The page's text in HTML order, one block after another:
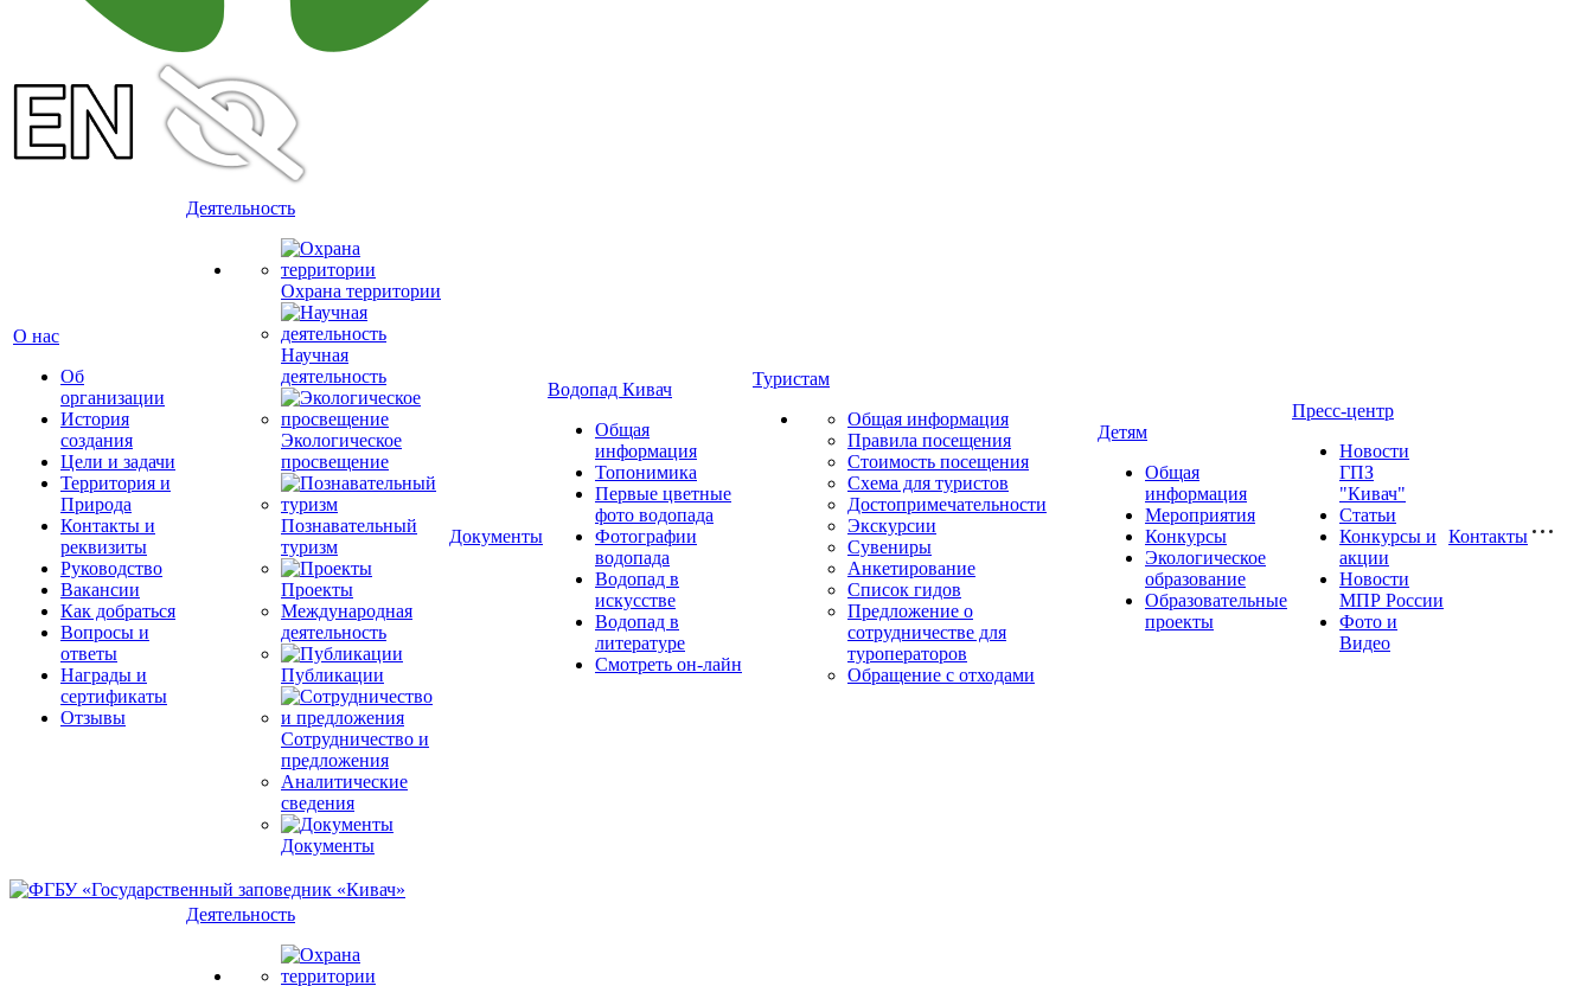
О нас
Об
организации
История
создания
Цели и задачи
Территория и
Природа
Контакты и
реквизиты
Руководство
Вакансии
Как добраться
Вопросы и
ответы
Награды и
сертификаты
Отзывы
Деятельность
Охрана территории
Научная
деятельность
Экологическое
просвещение
Познавательный
туризм
Проекты
Международная
деятельность
Публикации
Сотрудничество и
предложения
Аналитические
сведения
Документы
Документы
Водопад Кивач
Общая
информация
Топонимика
Первые цветные
фото водопада
Фотографии
водопада
Водопад в
искусстве
Водопад в
литературе
Смотреть он-лайн
Туристам
Общая информация
Правила посещения
Стоимость посещения
Схема для туристов
Достопримечательности
Экскурсии
Сувениры
Анкетирование
Список гидов
Предложение о
сотрудничестве для
туроператоров
Обращение с отходами
Детям
Общая
информация
Мероприятия
Конкурсы
Экологическое
образование
Образовательные
проекты
Пресс-центр
Новости
ГПЗ
"Кивач"
Статьи
Конкурсы и
акции
Новости
МПР России
Фото и
Видео
Контакты
Деятельность